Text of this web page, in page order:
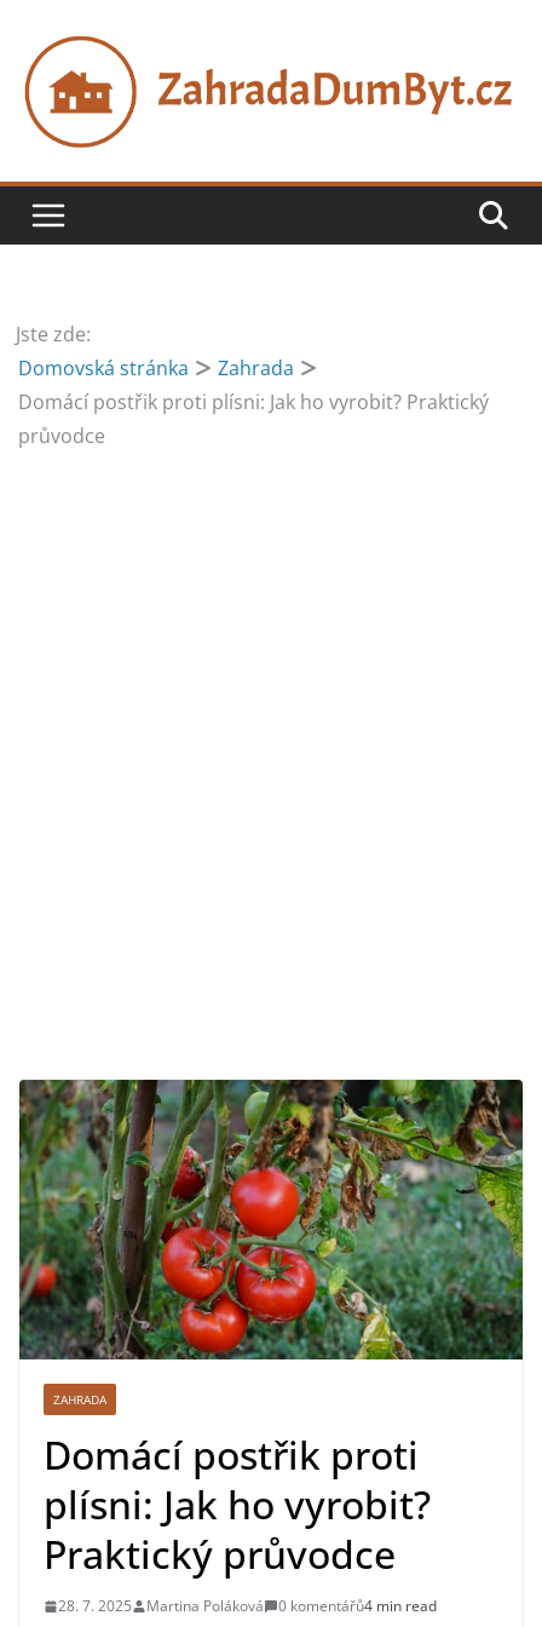
obsah
Jste zde:
Domovská stránka
Zahrada
Domácí postřik proti plísni: Jak ho vyrobit? Praktický
průvodce
ZAHRADA
Domácí postřik proti
plísni: Jak ho vyrobit?
Praktický průvodce
28. 7. 2025 Martina Poláková 0 komentářů4 min read